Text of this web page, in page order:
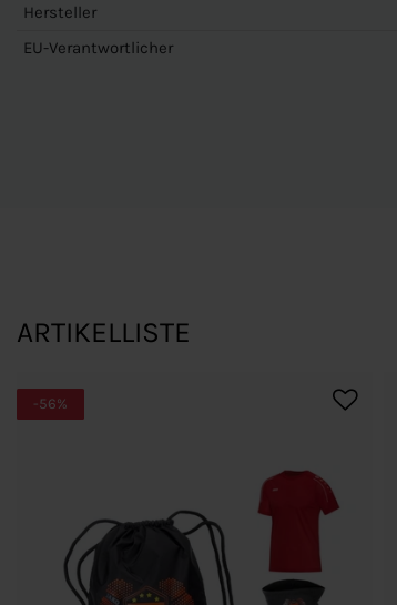
Hersteller
EU-Verantwortlicher
ARTIKELLISTE
-56%